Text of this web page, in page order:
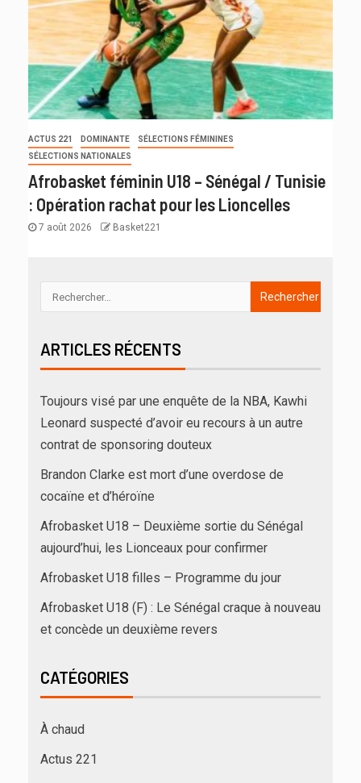
ACTUS 221 DOMINANTE
SÉLECTIONS FÉMININES
SÉLECTIONS NATIONALES
Afrobasket féminin U18 – Sénégal / Tunisie
: Opération rachat pour les Lioncelles
7 août 2026 Basket221
ARTICLES RÉCENTS
Toujours visé par une enquête de la NBA, Kawhi
Leonard suspecté d’avoir eu recours à un autre
contrat de sponsoring douteux
Brandon Clarke est mort d’une overdose de
cocaïne et d’héroïne
Afrobasket U18 – Deuxième sortie du Sénégal
aujourd’hui, les Lionceaux pour confirmer
Afrobasket U18 filles – Programme du jour
Afrobasket U18 (F) : Le Sénégal craque à nouveau
et concède un deuxième revers
CATÉGORIES
À chaud
Actus 221